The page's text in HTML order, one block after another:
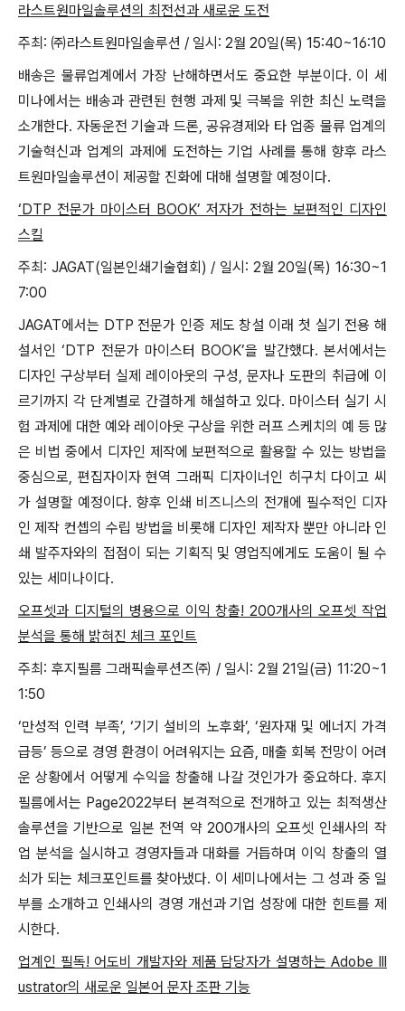
라스트원마일솔루션의 최전선과 새로운 도전
주최: ㈜라스트원마일솔루션 / 일시: 2월 20일(목) 15:40~16:10
배송은 물류업계에서 가장 난해하면서도 중요한 부분이다. 이 세
미나에서는 배송과 관련된 현행 과제 및 극복을 위한 최신 노력을
소개한다. 자동운전 기술과 드론, 공유경제와 타 업종 물류 업계의
기술혁신과 업계의 과제에 도전하는 기업 사례를 통해 향후 라스
트원마일솔루션이 제공할 진화에 대해 설명할 예정이다.
‘DTP 전문가 마이스터 BOOK’ 저자가 전하는 보편적인 디자인
스킬
주최: JAGAT(일본인쇄기술협회) / 일시: 2월 20일(목) 16:30~1
7:00
JAGAT에서는 DTP 전문가 인증 제도 창설 이래 첫 실기 전용 해
설서인 ‘DTP 전문가 마이스터 BOOK’을 발간했다. 본서에서는
디자인 구상부터 실제 레이아웃의 구성, 문자나 도판의 취급에 이
르기까지 각 단계별로 간결하게 해설하고 있다. 마이스터 실기 시
험 과제에 대한 예와 레이아웃 구상을 위한 러프 스케치의 예 등 많
은 비법 중에서 디자인 제작에 보편적으로 활용할 수 있는 방법을
중심으로, 편집자이자 현역 그래픽 디자이너인 히구치 다이고 씨
가 설명할 예정이다. 향후 인쇄 비즈니스의 전개에 필수적인 디자
인 제작 컨셉의 수립 방법을 비롯해 디자인 제작자 뿐만 아니라 인
쇄 발주자와의 접점이 되는 기획직 및 영업직에게도 도움이 될 수
있는 세미나이다.
오프셋과 디지털의 병용으로 이익 창출! 200개사의 오프셋 작업
분석을 통해 밝혀진 체크 포인트
주최: 후지필름 그래픽솔루션즈㈜ / 일시: 2월 21일(금) 11:20~1
1:50
‘만성적 인력 부족’, ‘기기 설비의 노후화’, ‘원자재 및 에너지 가격
급등’ 등으로 경영 환경이 어려워지는 요즘, 매출 회복 전망이 어려
운 상황에서 어떻게 수익을 창출해 나갈 것인가가 중요하다. 후지
필름에서는 Page2022부터 본격적으로 전개하고 있는 최적생산
솔루션을 기반으로 일본 전역 약 200개사의 오프셋 인쇄사의 작
업 분석을 실시하고 경영자들과 대화를 거듭하며 이익 창출의 열
쇠가 되는 체크포인트를 찾아냈다. 이 세미나에서는 그 성과 중 일
부를 소개하고 인쇄사의 경영 개선과 기업 성장에 대한 힌트를 제
시한다.
업계인 필독! 어도비 개발자와 제품 담당자가 설명하는 Adobe Ill
ustrator의 새로운 일본어 문자 조판 기능